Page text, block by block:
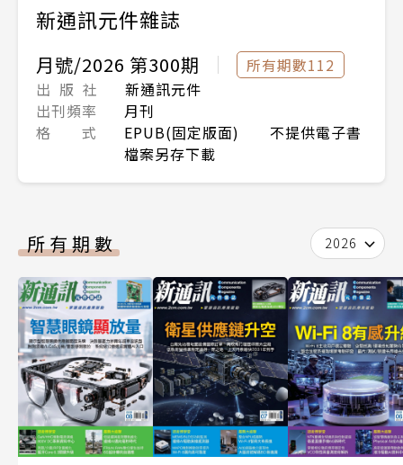
新通訊元件雜誌
月號/2026 第300期
所有期數112
出 版 社
新通訊元件
出刊頻率
月刊
格 式
EPUB(固定版面) 不提供電子書
檔案另存下載
所有期數 2026